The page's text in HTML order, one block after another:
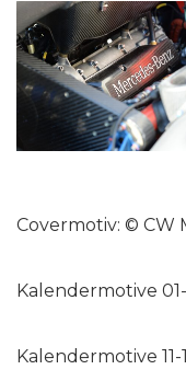
Covermotiv: © CW
Kalendermotive
Kalendermotive